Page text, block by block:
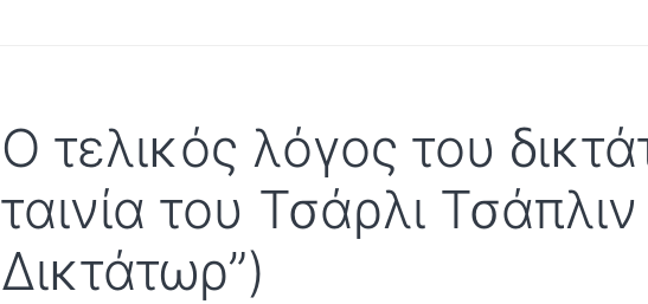
Ο τελικός λόγος του
ταινία του Τσάρλι
Δικτάτωρ”)